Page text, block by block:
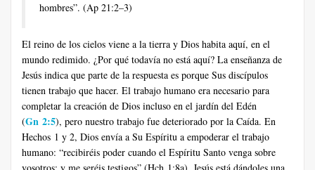
hombres”. (Ap 21:2–3)
El reino de los cielos viene a la tierra y Dios habita aquí, en el
mundo redimido. ¿Por qué todavía no está aquí? La enseñanza de
Jesús indica que parte de la respuesta es porque Sus discípulos
tienen trabajo que hacer. El trabajo humano era necesario para
completar la creación de Dios incluso en el jardín del Edén
(Gn 2:5), pero nuestro trabajo fue deteriorado por la Caída. En
Hechos 1 y 2, Dios envía a Su Espíritu a empoderar el trabajo
humano: “recibiréis poder cuando el Espíritu Santo venga sobre